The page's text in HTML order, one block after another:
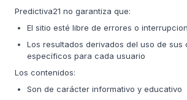
Predictiva21 no garantiza que:
El sitio esté libre de errores o
Los resultados derivados del uso de sus
específicos para cada usuario
Los contenidos:
Son de carácter informativo y educativo